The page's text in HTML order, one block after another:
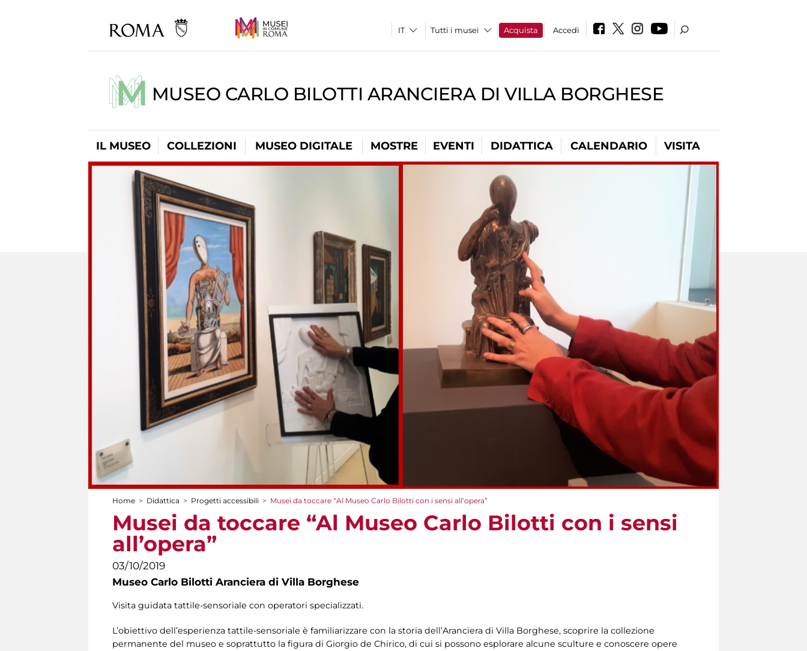
Tutti i musei Acquista Accedi
MUSEO CARLO BILOTTI ARANCIERA DI VILLA BORGHESE
IL MUSEO COLLEZIONI MUSEO DIGITALE MOSTRE EVENTI DIDATTICA CALENDARIO VISITA
Tu sei qui
Home > Didattica > Progetti accessibili > Musei da toccare “Al Museo Carlo Bilotti con i sensi all’opera”
Musei da toccare “Al Museo Carlo Bilotti con i sensi
all’opera”
03/10/2019
Museo Carlo Bilotti Aranciera di Villa Borghese
Visita guidata tattile-sensoriale con operatori specializzati.
L’obiettivo dell’esperienza tattile-sensoriale è familiarizzare con la storia dell’Aranciera di Villa Borghese, scoprire la collezione
permanente del museo e soprattutto la figura di Giorgio de Chirico, di cui si possono esplorare alcune sculture e conoscere opere